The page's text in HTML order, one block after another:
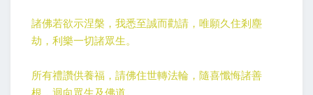
諸佛若欲示涅槃，我悉至誠而勸請，唯願久住剎塵
劫，利樂一切諸眾生。
所有禮讚供養福，請佛住世轉法輪，隨喜懺悔諸善
根，迴向眾生及佛道。